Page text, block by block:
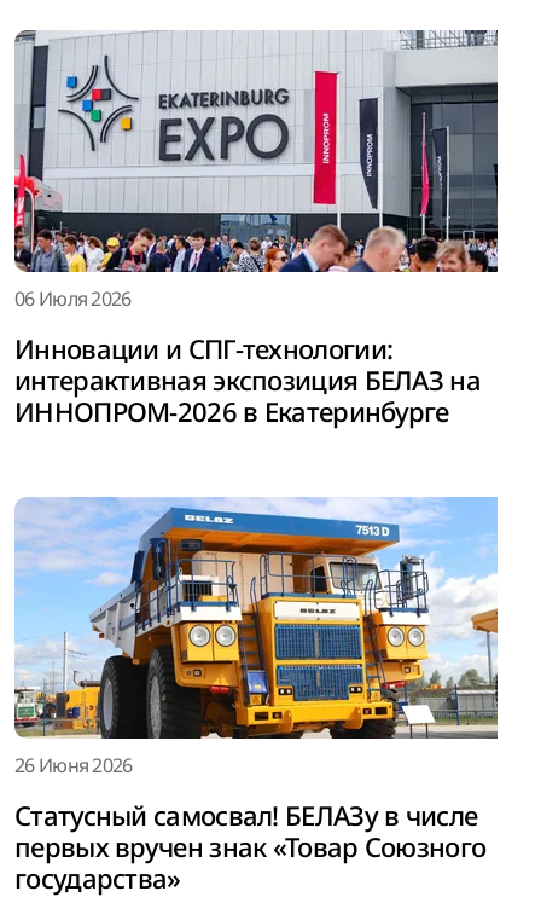
06 Июля 2026
Инновации и СПГ-технологии:
интерактивная экспозиция БЕЛАЗ на
ИННОПРОМ-2026 в Екатеринбурге
26 Июня 2026
Статусный самосвал! БЕЛАЗу в числе
первых вручен знак «Товар Союзного
государства»